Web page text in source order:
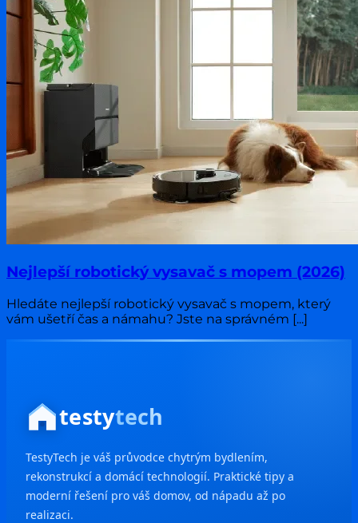
Nejlepší robotický vysavač s mopem (2026)
Hledáte nejlepší robotický vysavač s mopem, který
vám ušetří čas a námahu? Jste na správném [...]
testytech
TestyTech je váš průvodce chytrým bydlením,
rekonstrukcí a domácí technologií. Praktické tipy a
moderní řešení pro váš domov, od nápadu až po
realizaci.